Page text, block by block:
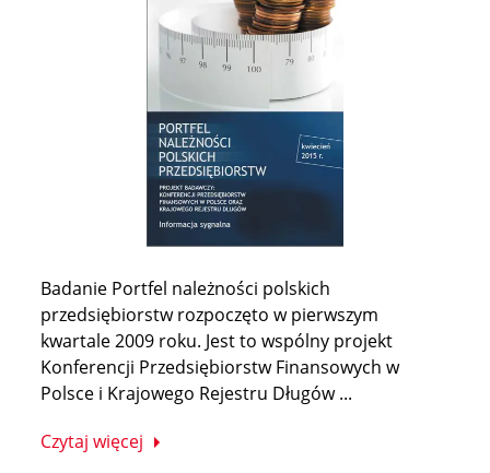
Badanie Portfel należności polskich
przedsiębiorstw rozpoczęto w pierwszym
kwartale 2009 roku. Jest to wspólny projekt
Konferencji Przedsiębiorstw Finansowych w
Polsce i Krajowego Rejestru Długów ...
Czytaj więcej